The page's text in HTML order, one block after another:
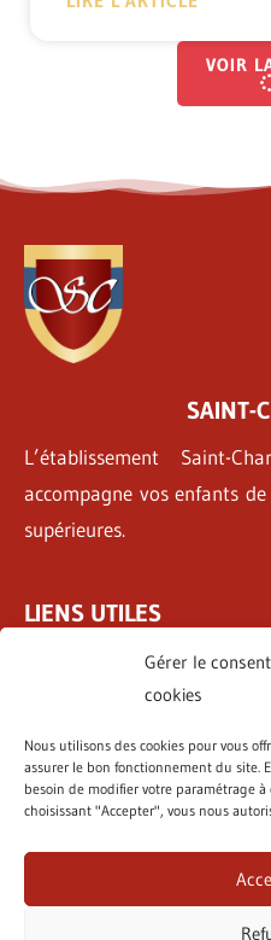
Gérer le
cookies
Nous utilisons des cookies pour vous
assurer le bon fonctionnement du site.
besoin de modifier votre paramétrage
choisissant "Accepter", vous nous
VOIR
SAINT-
L’établissement Saint-
accompagne vos enfants
supérieures.
LIENS UTILES
Tarifs & Inscriptions
Emplois
2 Rue Geneviève